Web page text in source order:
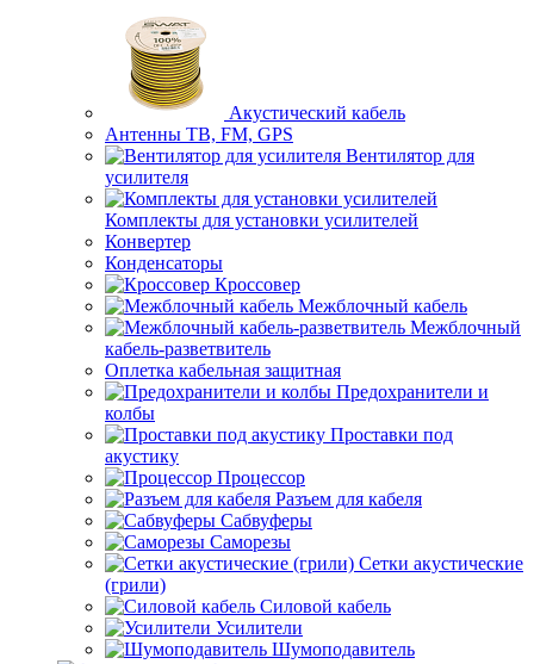
Акустический кабель
Антенны ТВ, FM, GPS
Вентилятор для
усилителя
Комплекты для установки усилителей
Конвертер
Конденсаторы
Кроссовер
Межблочный кабель
Межблочный
кабель-разветвитель
Оплетка кабельная защитная
Предохранители и
колбы
Проставки под
акустику
Процессор
Разъем для кабеля
Сабвуферы
Саморезы
Сетки акустические
(грили)
Силовой кабель
Усилители
Шумоподавитель